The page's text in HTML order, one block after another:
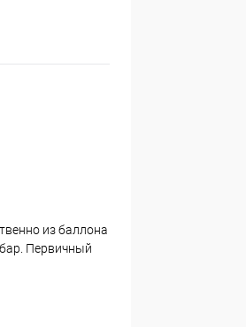
из баллона
Первичный